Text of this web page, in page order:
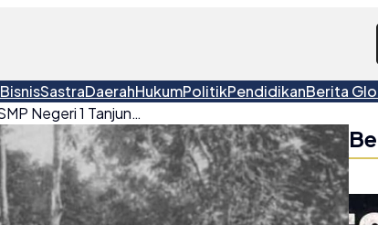
BisnisSastraDaerahHukumPolitikPendidikanBerita
Napak Tilas Gedung Kolonial SMP Negeri 1 Tanjungpandan